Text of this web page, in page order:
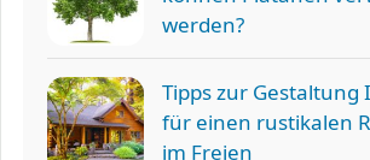
werden?
Tipps zur
für einen rustikalen
im Freien